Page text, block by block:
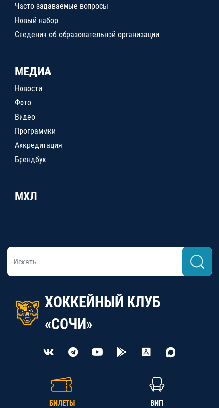
Часто задаваемые вопросы
Новый набор
Сведения об образовательной организации
МЕДИА
Новости
Фото
Видео
Программки
Аккредитация
Брендбук
МХЛ
ХОККЕЙНЫЙ КЛУБ
«СОЧИ»
БИЛЕТЫ ВИП